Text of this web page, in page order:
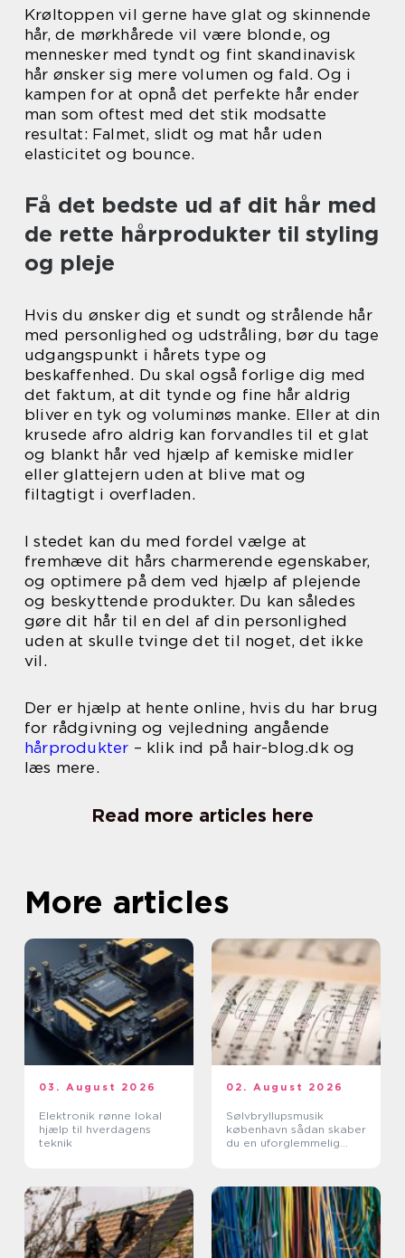
Krøltoppen vil gerne have glat og skinnende
hår, de mørkhårede vil være blonde, og
mennesker med tyndt og fint skandinavisk
hår ønsker sig mere volumen og fald. Og i
kampen for at opnå det perfekte hår ender
man som oftest med det stik modsatte
resultat: Falmet, slidt og mat hår uden
elasticitet og bounce.
Få det bedste ud af dit hår med
de rette hårprodukter til styling
og pleje
Hvis du ønsker dig et sundt og strålende hår
med personlighed og udstråling, bør du tage
udgangspunkt i hårets type og
beskaffenhed. Du skal også forlige dig med
det faktum, at dit tynde og fine hår aldrig
bliver en tyk og voluminøs manke. Eller at din
krusede afro aldrig kan forvandles til et glat
og blankt hår ved hjælp af kemiske midler
eller glattejern uden at blive mat og
filtagtigt i overfladen.
I stedet kan du med fordel vælge at
fremhæve dit hårs charmerende egenskaber,
og optimere på dem ved hjælp af plejende
og beskyttende produkter. Du kan således
gøre dit hår til en del af din personlighed
uden at skulle tvinge det til noget, det ikke
vil.
Der er hjælp at hente online, hvis du har brug
for rådgivning og vejledning angående
hårprodukter – klik ind på hair-blog.dk og
læs mere.
Read more articles here
More articles
03. August 2026
Elektronik rønne lokal
hjælp til hverdagens
teknik
02. August 2026
Sølvbryllupsmusik
københavn sådan skaber
du en uforglemmelig